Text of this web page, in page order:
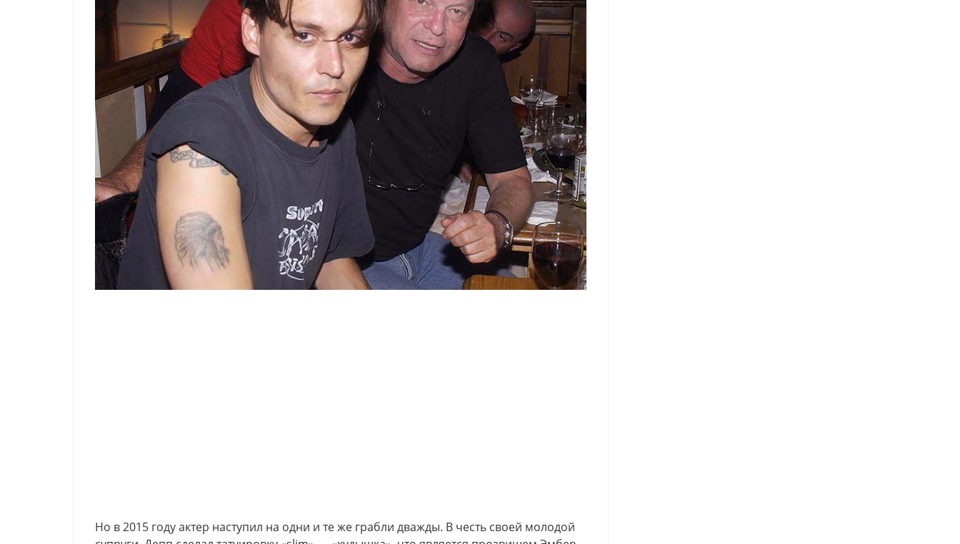
Но в 2015 году актер наступил на одни и те же грабли дважды. В честь своей молодой